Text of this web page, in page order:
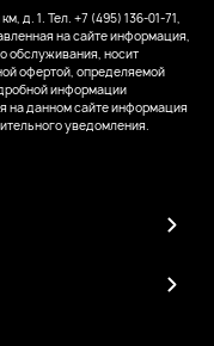
д. 1. Тел. +7 (495) 136-01-71,
на сайте информация,
обслуживания, носит
офертой, определяемой
информации
на данном сайте информация
уведомления.